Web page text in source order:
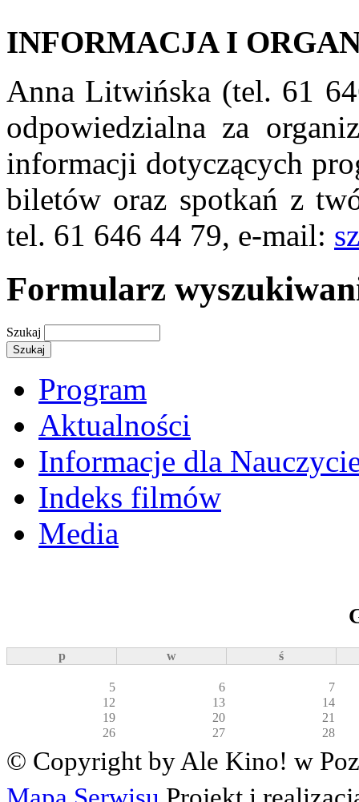
INFORMACJA I
Anna Litwińska (tel. 61
odpowiedzialna za
informacji dotyczących
biletów oraz spotkań z
tel. 61 646 44 79, e-mail:
Formularz
Szukaj
Program
Aktualności
Informacje dla
Indeks filmów
Media
p w ś
5 6
7
12
13
14
19
20
21
26
27 28
© Copyright by Ale Kino! w